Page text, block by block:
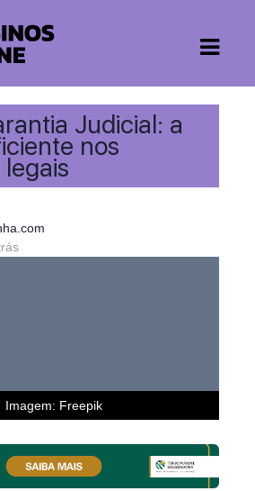
Judicial: a
nos
Imagem: Freepik